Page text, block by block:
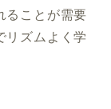
ることが需要
リズムよく学